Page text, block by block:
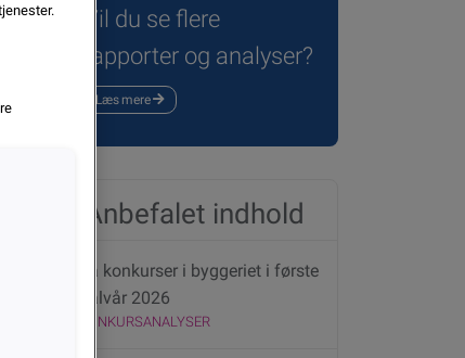
Vil du se flere
rapporter og analyser?
Læs mere
Anbefalet indhold
Få konkurser i byggeriet i første
halvår 2026
KONKURSANALYSER